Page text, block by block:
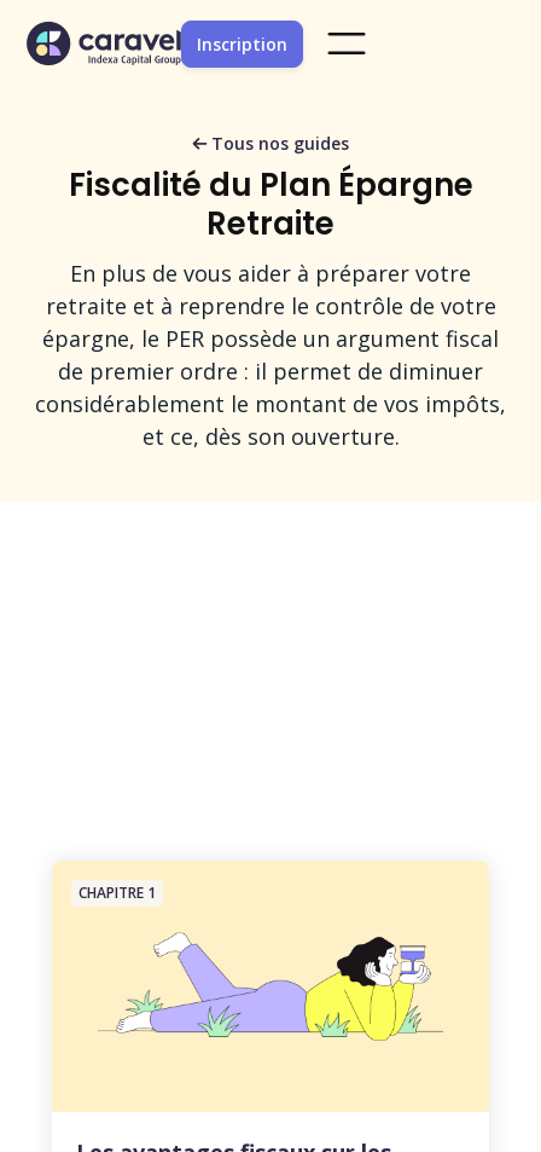
Inscription
Tous nos guides
Fiscalité du Plan Épargne
Retraite
En plus de vous aider à préparer votre
retraite et à reprendre le contrôle de votre
épargne, le PER possède un argument fiscal
de premier ordre : il permet de diminuer
considérablement le montant de vos impôts,
et ce, dès son ouverture.
CHAPITRE 1